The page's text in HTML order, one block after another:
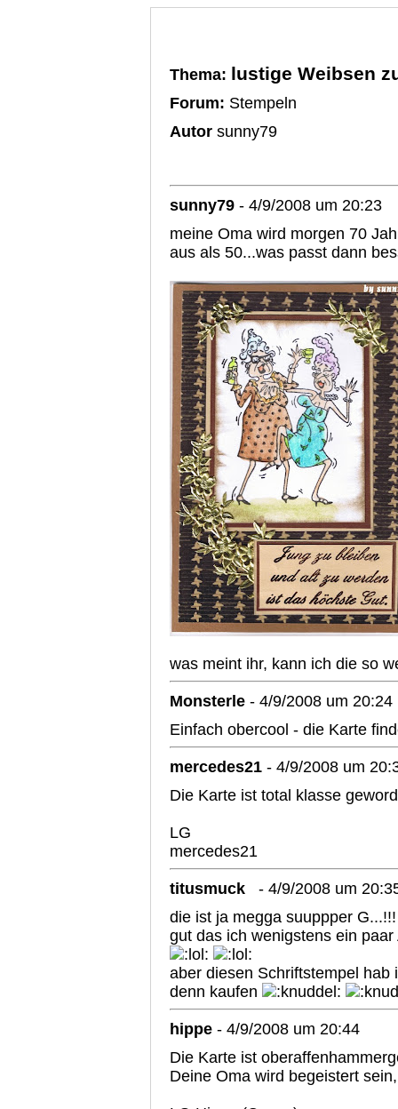
Thema: lustige Weibsen
Forum: Stempeln
Autor sunny79
sunny79 - 4/9/2008 um 20:23
meine Oma wird morgen 70
aus als 50...was passt dann
was meint ihr, kann ich die so
Monsterle - 4/9/2008 um 20:24
Einfach obercool - die Karte
mercedes21 - 4/9/2008 um
Die Karte ist total klasse
LG
mercedes21
titusmuck
- 4/9/2008 um
die ist ja megga suuppper
gut das ich wenigstens ein
aber diesen Schriftstempel
denn kaufen
hippe - 4/9/2008 um 20:44
Die Karte ist
Deine Oma wird begeistert